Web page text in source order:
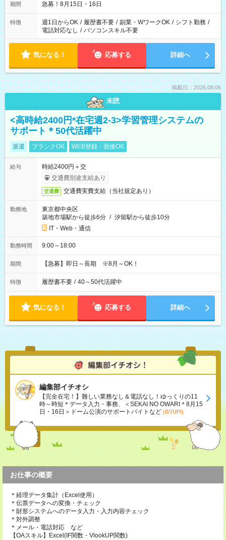
期間 急募！8月15日・16日
特徴 週1日からOK / 履歴書不要 / 副業・WワークOK / シフト勤務 /
電話対応なし / パソコンスキル不要
気になる！ 応募する 詳細へ
掲載日：2026.08.06
未読
<高時給2400円*在宅週2-3>学習管理システムの
サポート＊50代活躍中
派遣 ブランクOK WEB登録・面接OK
給与
時給2400円＋交
交通費別途支給あり
交通費 交通費実費支給（当社規定あり）
勤務地
東京都中央区
築地市場駅から徒歩6分 / 汐留駅から徒歩10分
IT・Web・通信
勤務時間 9:00～18:00
期間 【急募】即日～長期 ※8月～OK！
特徴 履歴書不要 / 40～50代活躍中
気になる！ 応募する 詳細へ
編集部イチオシ
【完全在宅！】難しい業務なし＆電話なし！ゆっくりの11
時～時短＊データ入力・事務、＜SEKAI NO OWARI＊8月15
日・16日＞ドーム公演のサポートバイトなど (8/7UP!)
お仕事の概要
＊経理データ集計（Excel使用）
＊伝票データへの変換・チェック
＊財形システムへのデータ入力・入力内容チェック
＊対外調整
＊メール・電話対応 など
【OAスキル】Excel(IF関数・VlookUP関数)